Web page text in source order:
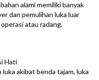
alami memiliki banyak
dan pemulihan luka luar
atau radang.
Hati
akibat benda tajam, luka